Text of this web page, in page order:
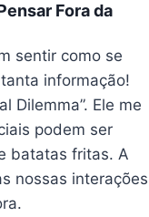
Fora da
sentir como se
informação!
Dilemma”. Ele me
podem ser
batatas fritas. A
nossas interações